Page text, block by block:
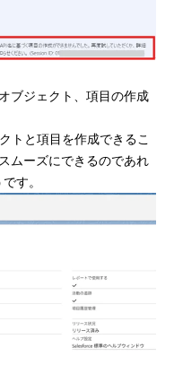
ブジェクト、項目の作成
トと項目を作成できるこ
ムーズにできるのであれ
す。